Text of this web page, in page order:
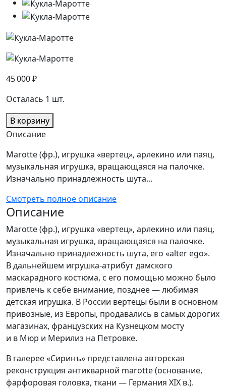
45 000₽
Осталась 1 шт.
В корзину
Описание
Marotte (фр.), игрушка «вертец», арлекино или паяц,
музыкальная игрушка, вращающаяся на палочке.
Изначально принадлежность шута…
Смотреть полное описание
Описание
Marotte (фр.), игрушка «вертец», арлекино или паяц,
музыкальная игрушка, вращающаяся на палочке.
Изначально принадлежность шута, его «alter ego».
В дальнейшем игрушка-атрибут дамского
маскарадного костюма, с его помощью можно было
привлечь к себе внимание, позднее — любимая
детская игрушка. В России вертецы были в основном
привозные, из Европы, продавались в самых дорогих
магазинах, французских на Кузнецком мосту
и в Мюр и Мерилиз на Петровке.
В галерее «Сиринъ» представлена авторская
реконструкция антикварной marotte (основание,
фарфоровая головка, ткани — Германия ХIX в.).